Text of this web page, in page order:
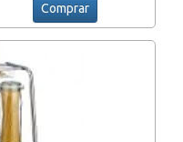
Comprar